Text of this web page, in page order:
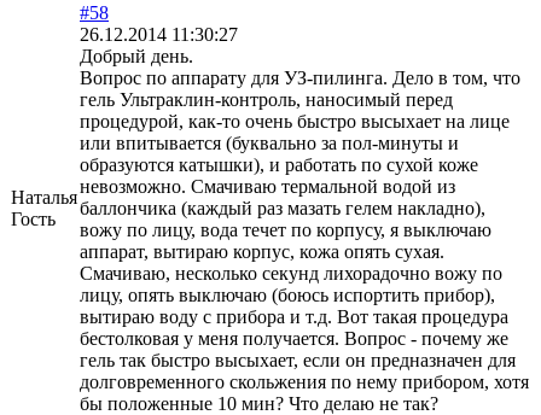
Наталья
Гость
#58
26.12.2014 11:30:27
Добрый день.
Вопрос по аппарату для УЗ-пилинга. Дело в том, что
гель Ультраклин-контроль, наносимый перед
процедурой, как-то очень быстро высыхает на лице
или впитывается (буквально за пол-минуты и
образуются катышки), и работать по сухой коже
невозможно. Смачиваю термальной водой из
баллончика (каждый раз мазать гелем накладно),
вожу по лицу, вода течет по корпусу, я выключаю
аппарат, вытираю корпус, кожа опять сухая.
Смачиваю, несколько секунд лихорадочно вожу по
лицу, опять выключаю (боюсь испортить прибор),
вытираю воду с прибора и т.д. Вот такая процедура
бестолковая у меня получается. Вопрос - почему же
гель так быстро высыхает, если он предназначен для
долговременного скольжения по нему прибором, хотя
бы положенные 10 мин? Что делаю не так?